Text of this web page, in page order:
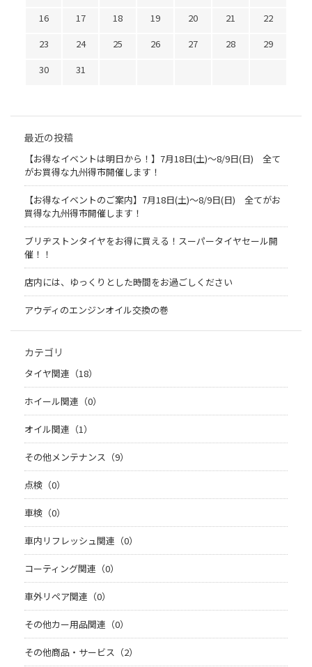
16
17 18 19 20 21
22
23
24 25 26 27 28
29
30
31
最近の投稿
【お得なイベントは明日から！】7月18日(土)～8/9日(日) 全て
がお買得な九州得市開催します！
【お得なイベントのご案内】7月18日(土)～8/9日(日) 全てがお
買得な九州得市開催します！
ブリヂストンタイヤをお得に買える！スーパータイヤセール開
催！！
店内には、ゆっくりとした時間をお過ごしください
アウディのエンジンオイル交換の巻
カテゴリ
タイヤ関連（18）
ホイール関連（0）
オイル関連（1）
その他メンテナンス（9）
点検（0）
車検（0）
車内リフレッシュ関連（0）
コーティング関連（0）
車外リペア関連（0）
その他カー用品関連（0）
その他商品・サービス（2）